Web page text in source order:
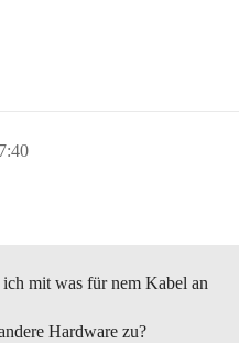
mit was für nem Kabel an
Hardware zu?